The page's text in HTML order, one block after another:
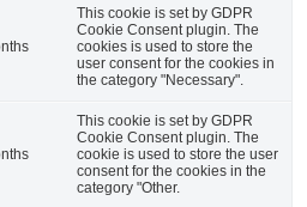
This cookie is set by GDPR
Cookie Consent plugin. The
cookies is used to store the
user consent for the cookies in
the category "Necessary".
This cookie is set by GDPR
Cookie Consent plugin. The
cookie is used to store the user
consent for the cookies in the
category "Other.